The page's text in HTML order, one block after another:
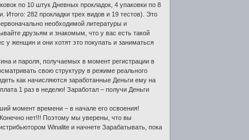
по 10 штук Дневных прокладок, 4 упаковки по 8
282 прокладки трех видов и 19 тестов). Это
необходимой литературы и
друзьям и знакомым, что у вас есть такой
у женщин и они хотят это покупать и заниматься
и пароля, получаемых в момент регистрации в
свою структуру в режиме реального
как начисляются заработанные Деньги ему на
1 раз в неделю! Заработал – получи Деньги
момент времени – в начале его освоения!
нет!!! Поэтому мы уверены, что вы
Winalite и начнете Зарабатывать, пока